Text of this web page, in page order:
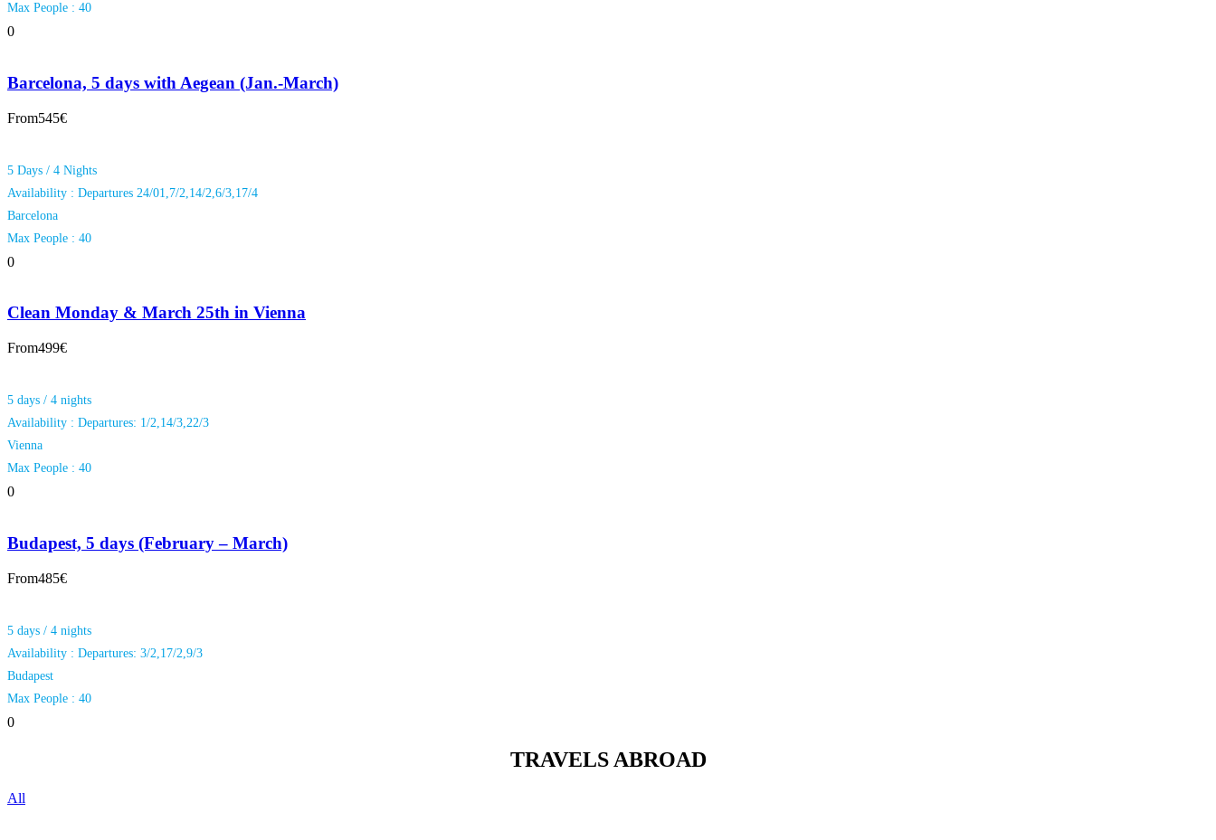
Max People : 40
0
Barcelona, 5 days with Aegean (Jan.-March)
From545€
5 Days / 4 Nights
Availability : Departures 24/01,7/2,14/2,6/3,17/4
Barcelona
Max People : 40
0
Clean Monday & March 25th in Vienna
From499€
5 days / 4 nights
Availability : Departures: 1/2,14/3,22/3
Vienna
Max People : 40
0
Budapest, 5 days (February – March)
From485€
5 days / 4 nights
Availability : Departures: 3/2,17/2,9/3
Budapest
Max People : 40
0
TRAVELS ABROAD
All